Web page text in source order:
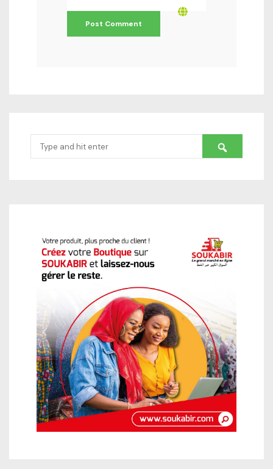
Search
for: